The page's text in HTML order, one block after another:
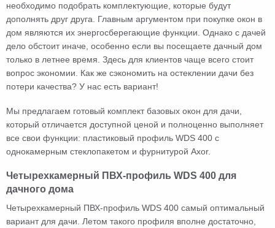
необходимо подобрать комплектующие, которые будут
дополнять друг друга. Главным аргументом при покупке окон в
дом являются их энергосберегающие функции. Однако с дачей
дело обстоит иначе, особенно если вы посещаете дачный дом
только в летнее время. Здесь для клиентов чаще всего стоит
вопрос экономии. Как же сэкономить на остеклении дачи без
потери качества? У нас есть вариант!
Мы предлагаем готовый комплект базовых окон для дачи,
который отличается доступной ценой и полноценно выполняет
все свои функции: пластиковый профиль WDS 400 с
однокамерным стеклопакетом и фурнитурой Axor.
Четырехкамерный ПВХ-профиль WDS 400 для
дачного дома
Четырехкамерный ПВХ-профиль WDS 400 самый оптимальный
вариант для дачи. Летом такого профиля вполне достаточно,